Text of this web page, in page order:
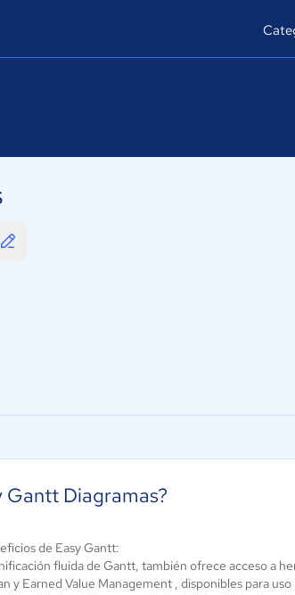
Fondare App
Gantt Diagramas?
de Easy Gantt:
fluida de Gantt, también ofrece acceso a
y Earned Value Management , disponibles para